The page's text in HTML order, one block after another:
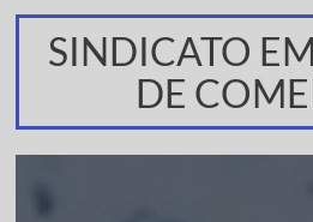
SINDICATO
DE